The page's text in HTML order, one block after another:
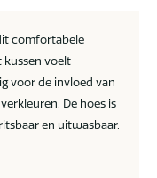
comfortabele
kussen voelt
voor de invloed van
De hoes is
en uitwasbaar.